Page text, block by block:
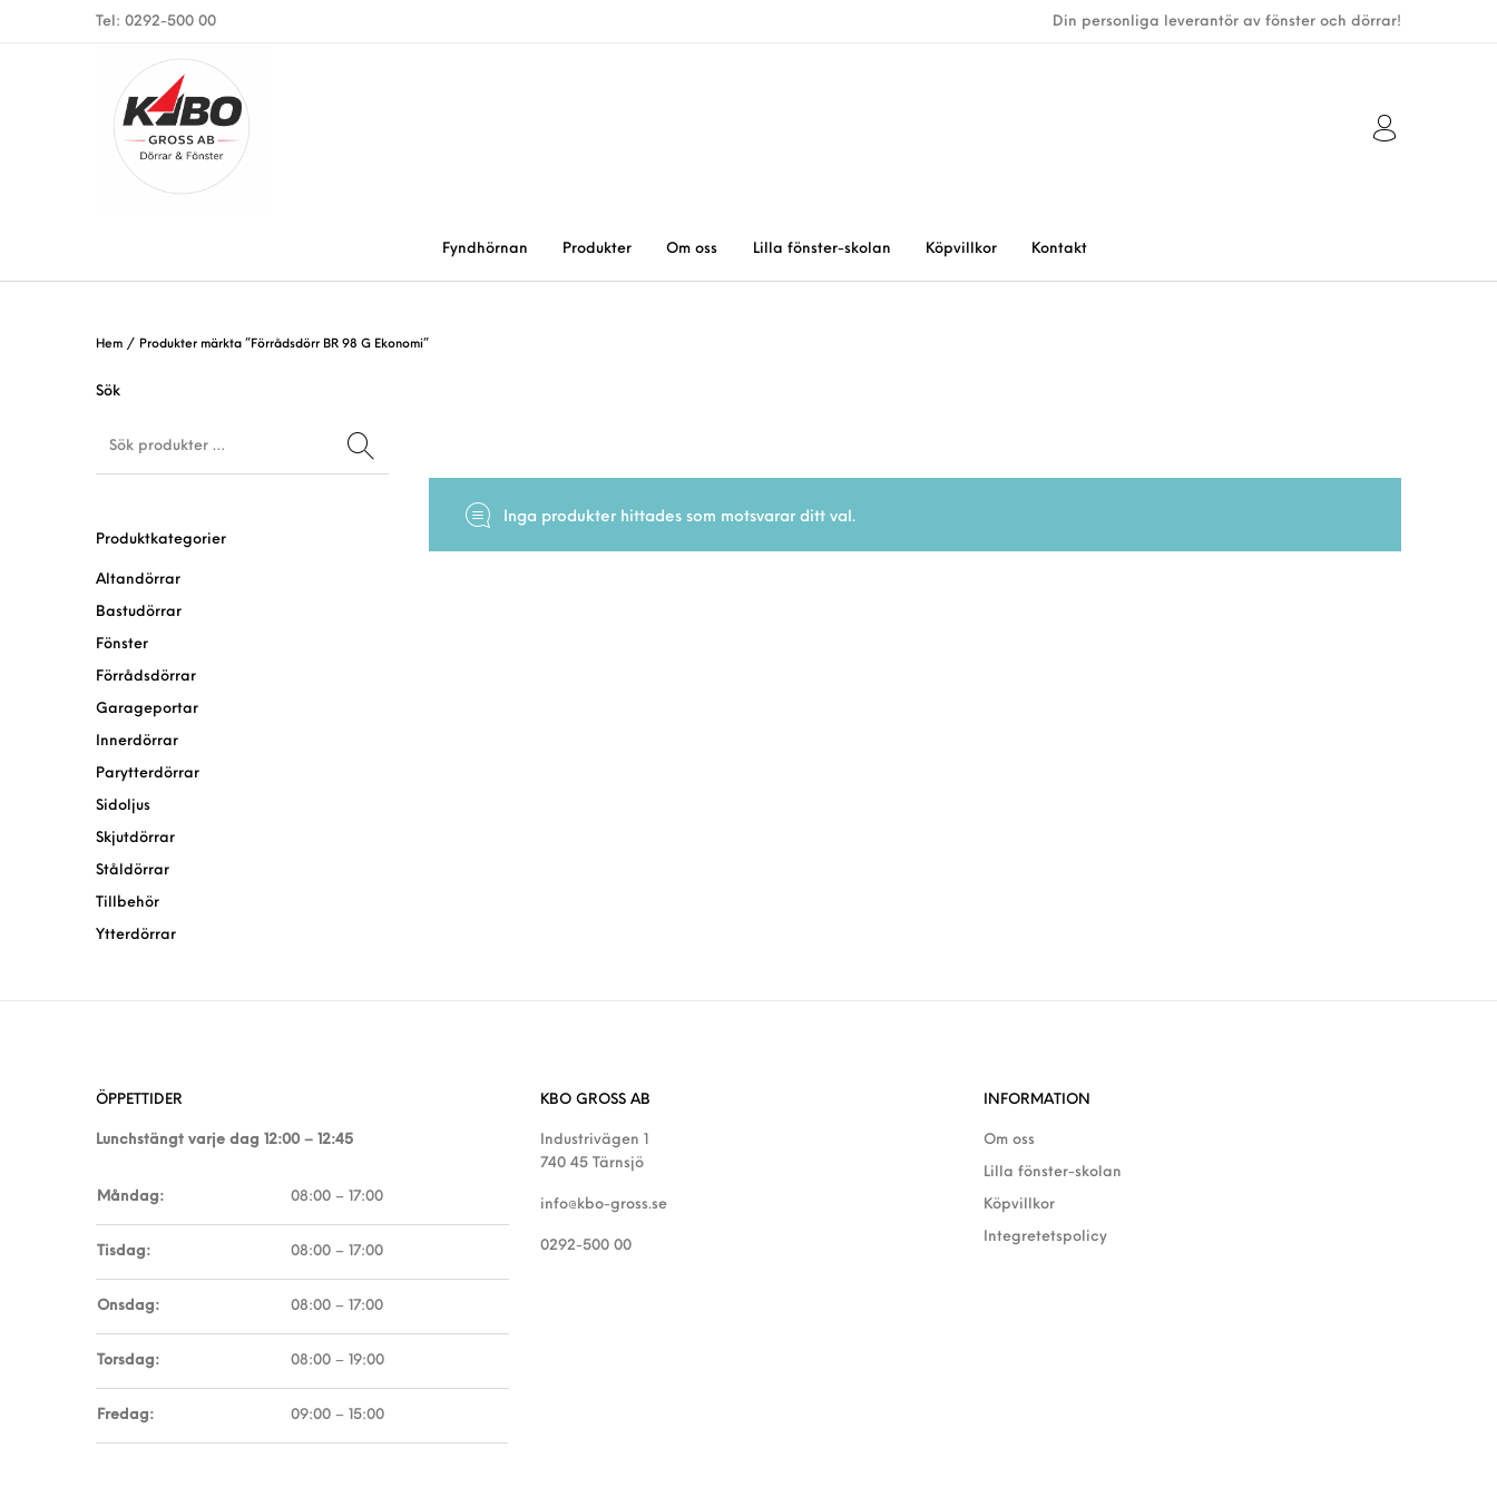
Tel: 0292-500 00 Din personliga leverantör av fönster och dörrar!
Fyndhörnan Produkter Om oss Lilla fönster-skolan Köpvillkor Kontakt
Hem / Produkter märkta ”Förrådsdörr BR 98 G Ekonomi”
Sök
Produktkategorier
Altandörrar
Bastudörrar
Fönster
Förrådsdörrar
Garageportar
Innerdörrar
Parytterdörrar
Sidoljus
Skjutdörrar
Ståldörrar
Tillbehör
Ytterdörrar
Inga produkter hittades som motsvarar ditt val.
ÖPPETTIDER
Lunchstängt varje dag 12:00 – 12:45
Måndag: 08:00 – 17:00
Tisdag: 08:00 – 17:00
Onsdag: 08:00 – 17:00
Torsdag: 08:00 – 19:00
Fredag: 09:00 – 15:00
KBO GROSS AB
Industrivägen 1
740 45 Tärnsjö
info@kbo-gross.se
0292-500 00
INFORMATION
Om oss
Lilla fönster-skolan
Köpvillkor
Integretetspolicy